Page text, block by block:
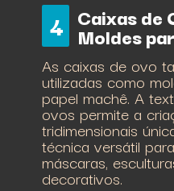
As caixas de ovo
utilizadas como
papel machê. A
ovos permite a
tridimensionais
técnica versátil
máscaras,
decorativos.
Caixas de
Moldes
4